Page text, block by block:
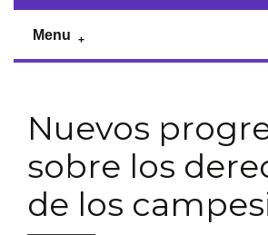
Menu
Nuevos
sobre los
de los